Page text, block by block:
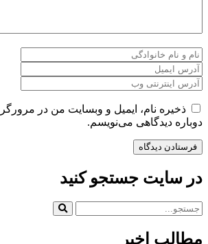
ذخیره نام، ایمیل و وبسایت من در
دوباره دیدگاهی می‌نویسم.
در سایت جستجو کنید
مطالب اخیر